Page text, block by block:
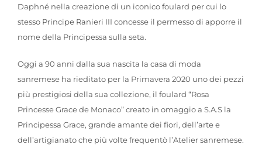
Daphné nella creazione di un iconico foulard per cui lo
stesso Principe Ranieri III concesse il permesso di apporre il
nome della Principessa sulla seta.
Oggi a 90 anni dalla sua nascita la casa di moda
sanremese ha rieditato per la Primavera 2020 uno dei pezzi
più prestigiosi della sua collezione, il foulard “Rosa
Princesse Grace de Monaco” creato in omaggio a S.A.S la
Principessa Grace, grande amante dei fiori, dell’arte e
dell’artigianato che più volte frequentò l’Atelier sanremese.